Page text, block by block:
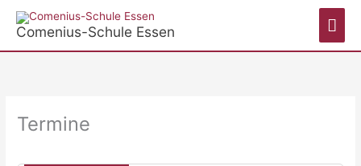
InhaltComenius-Schule Essen
Termine